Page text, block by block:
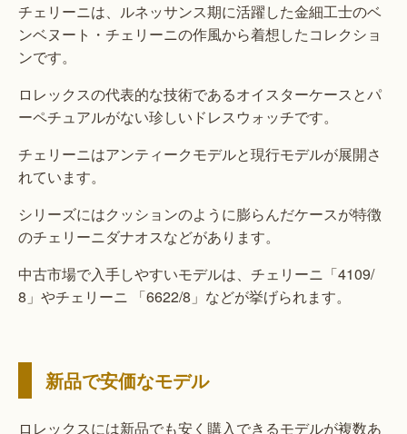
チェリーニは、ルネッサンス期に活躍した金細工士のベ
ンベヌート・チェリーニの作風から着想したコレクショ
ンです。
ロレックスの代表的な技術であるオイスターケースとパ
ーペチュアルがない珍しいドレスウォッチです。
チェリーニはアンティークモデルと現行モデルが展開さ
れています。
シリーズにはクッションのように膨らんだケースが特徴
のチェリーニダナオスなどがあります。
中古市場で入手しやすいモデルは、チェリーニ「4109/
8」やチェリーニ 「6622/8」などが挙げられます。
新品で安価なモデル
ロレックスには新品でも安く購入できるモデルが複数あ